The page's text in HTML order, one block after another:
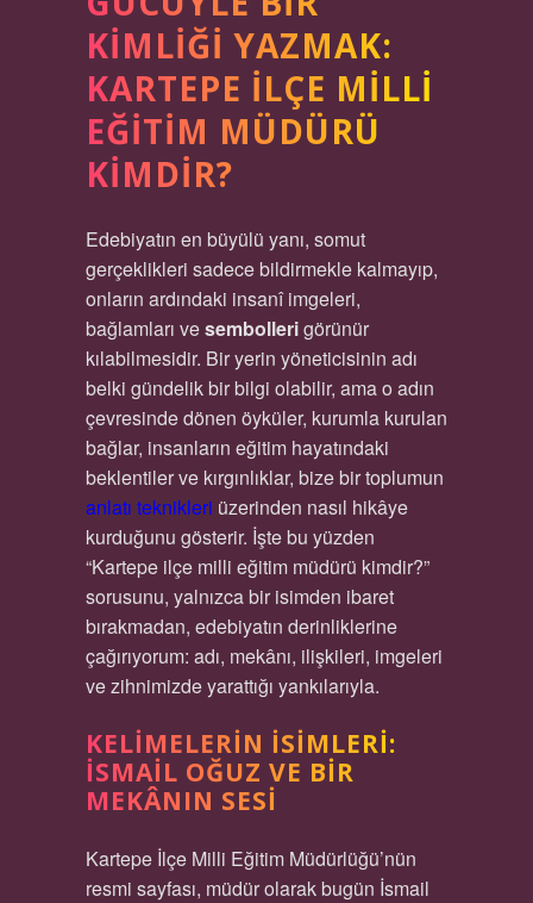
KIMLIĞI YAZMAK:
KARTEPE İLÇE MILLI
EĞITIM MÜDÜRÜ
KIMDIR?
Edebiyatın en büyülü yanı, somut
gerçeklikleri sadece bildirmekle kalmayıp,
onların ardındaki insanî imgeleri,
bağlamları vesembollerigörünür
kılabilmesidir. Bir yerin yöneticisinin adı
belki gündelik bir bilgi olabilir, ama o adın
çevresinde dönen öyküler, kurumla kurulan
bağlar, insanların eğitim hayatındaki
beklentiler ve kırgınlıklar, bize bir toplumun
anlatı teknikleri üzerinden nasıl hikâye
kurduğunu gösterir. İşte bu yüzden
“Kartepe ilçe milli eğitim müdürü kimdir?”
sorusunu, yalnızca bir isimden ibaret
bırakmadan, edebiyatın derinliklerine
çağırıyorum: adı, mekânı, ilişkileri, imgeleri
ve zihnimizde yarattığı yankılarıyla.
KELIMELERIN İSIMLERI:
İSMAIL OĞUZ VE BIR
MEKÂNIN SESI
Kartepe İlçe Milli Eğitim Müdürlüğü’nün
resmi sayfası, müdür olarak bugün İsmail